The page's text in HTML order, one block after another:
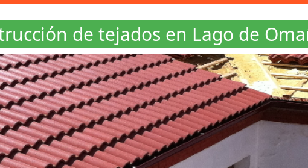
de tejados en Lago de